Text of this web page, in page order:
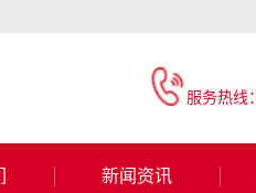
服务热线：
新闻资讯